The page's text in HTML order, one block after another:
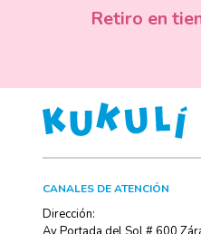
Retiro en
CANALES DE ATENCIÓN
Dirección: